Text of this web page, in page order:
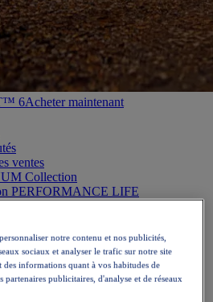
6Acheter maintenant
ventes
Collection
PERFORMANCE LIFE
notre contenu et nos publicités,
sociaux et analyser le trafic sur notre site
des informations quant à vos habitudes de
publicitaires, d'analyse et de réseaux